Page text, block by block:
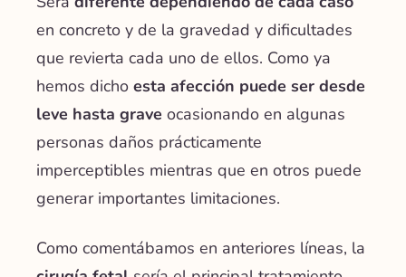
en concreto y de la gravedad y dificultades
que revierta cada uno de ellos. Como ya
hemos dicho esta afección puede ser desde
leve hasta grave ocasionando en algunas
personas daños prácticamente
imperceptibles mientras que en otros puede
generar importantes limitaciones.
Como comentábamos en anteriores líneas, la